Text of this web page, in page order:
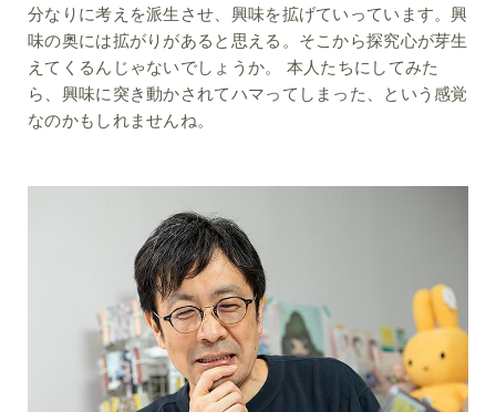
分なりに考えを派生させ、興味を拡げていっています。興
味の奥には拡がりがあると思える。そこから探究心が芽生
えてくるんじゃないでしょうか。 本人たちにしてみた
ら、興味に突き動かされてハマってしまった、という感覚
なのかもしれませんね。